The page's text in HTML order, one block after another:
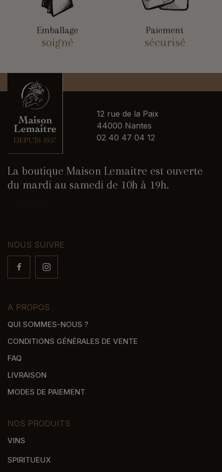
Emballage
soigné
Paiement
sécurisé
12 rue de la Paix
44000 Nantes
02 40 47 04 12
La boutique Maison Lemaitre est ouverte
du mardi au samedi de 10h à 19h.
NOUS SUIVRE
A PROPOS
QUI SOMMES-NOUS ?
CONDITIONS GÉNÉRALES DE VENTE
FAQ
LIVRAISON
MODES DE PAIEMENT
NOS PRODUITS
VINS
SPIRITUEUX